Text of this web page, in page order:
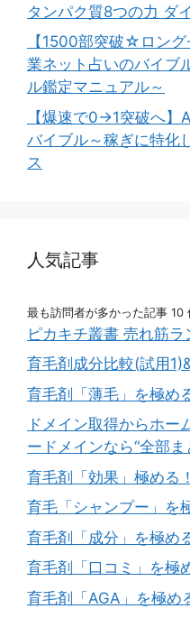
タンパク質8つの力 ダ
【1500部突破☆ロン
業ネット占いのバイブ
ル鑑定マニュアル～
【爆速で0→1突破へ】
バイブル～稼ぎに特化
ス
人気記事
最も訪問者が多かった記事 10
ピカキチ叢書 売れ筋
育毛剤成分比較(試用
育毛剤「薄毛」を極め
ドメイン取得からホー
ードメインなら“全部
育毛剤「効果」極める！
育毛「シャンプー」を
育毛剤「成分」を極め
育毛剤「口コミ」を極
育毛剤「AGA」を極め